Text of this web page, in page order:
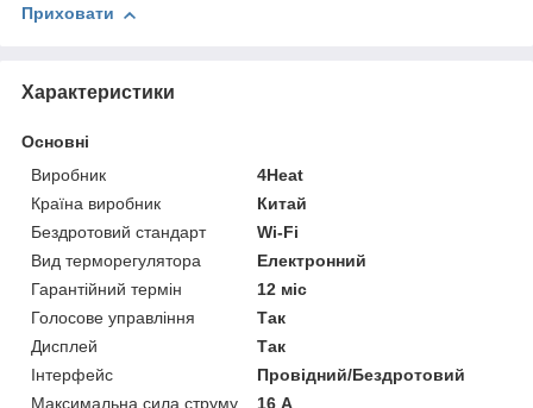
Приховати
Характеристики
Основні
Виробник
4Heat
Країна виробник
Китай
Бездротовий стандарт
Wi-Fi
Вид терморегулятора
Електронний
Гарантійний термін
12 міс
Голосове управління
Так
Дисплей
Так
Інтерфейс
Провідний/Бездротовий
Максимальна сила струму
16 А